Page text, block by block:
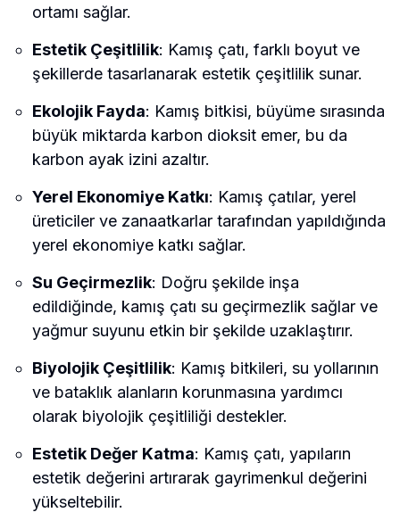
ortamı sağlar.
Estetik Çeşitlilik: Kamış çatı, farklı boyut ve
şekillerde tasarlanarak estetik çeşitlilik sunar.
Ekolojik Fayda: Kamış bitkisi, büyüme sırasında
büyük miktarda karbon dioksit emer, bu da
karbon ayak izini azaltır.
Yerel Ekonomiye Katkı: Kamış çatılar, yerel
üreticiler ve zanaatkarlar tarafından yapıldığında
yerel ekonomiye katkı sağlar.
Su Geçirmezlik: Doğru şekilde inşa
edildiğinde, kamış çatı su geçirmezlik sağlar ve
yağmur suyunu etkin bir şekilde uzaklaştırır.
Biyolojik Çeşitlilik: Kamış bitkileri, su yollarının
ve bataklık alanların korunmasına yardımcı
olarak biyolojik çeşitliliği destekler.
Estetik Değer Katma: Kamış çatı, yapıların
estetik değerini artırarak gayrimenkul değerini
yükseltebilir.